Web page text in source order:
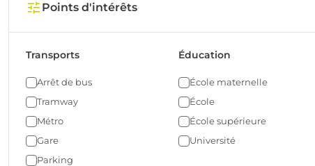
Points d'intérêts
Transports
Arrêt de bus
Tramway
Métro
Gare
Parking
Éducation
École maternelle
École
École supérieure
Université